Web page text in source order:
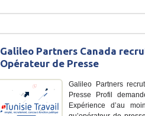
Galileo Partners Canada
Opérateur de Presse
Galileo Partners
Presse Profil
Expérience d’au